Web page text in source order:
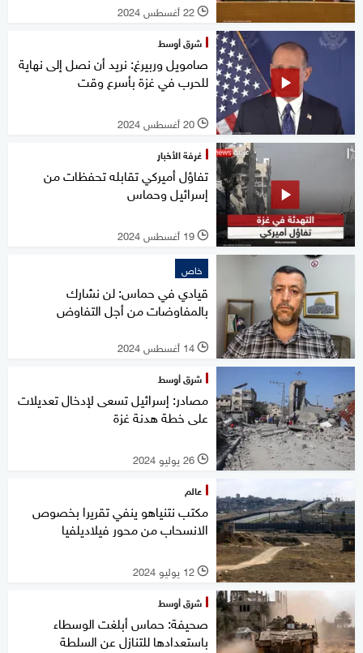
l 22 أغسطس 2024
شرق أوسط
صامويل وربيرغ: نريد أن نصل إلى نهاية
للحرب في غزة بأسرع وقت
l 20 أغسطس 2024
غرفة الأخبار
تفاؤل أميركي تقابله تحفظات من
إسرائيل وحماس
l 19 أغسطس 2024
خاص
قيادي في حماس: لن نشارك
بالمفاوضات من أجل التفاوض
l 14 أغسطس 2024
شرق أوسط
مصادر: إسرائيل تسعى لإدخال تعديلات
على خطة هدنة غزة
l 26 يوليو 2024
عالم
مكتب نتنياهو ينفي تقريرا بخصوص
الانسحاب من محور فيلاديلفيا
l 12 يوليو 2024
شرق أوسط
صحيفة: حماس أبلغت الوسطاء
باستعدادها للتنازل عن السلطة